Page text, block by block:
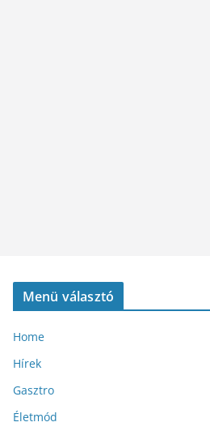
Menü választó
Home
Hírek
Gasztro
Életmód